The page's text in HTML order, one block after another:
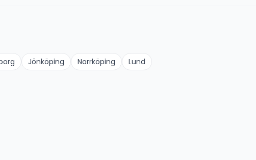
Jönköping Norrköping
Lund